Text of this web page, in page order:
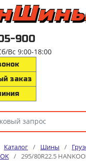
900
Вс 9:00-18:00
заказ
Каталог / Шины /
/ 295/80R22.5